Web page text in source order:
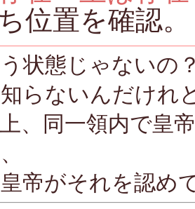
位置を確認。
状態じゃないの
らないんだけれ
、同一領内で皇
帝がそれを認め